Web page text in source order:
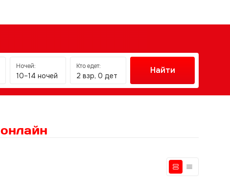
Ночей:
10–14 ночей
Кто едет:
2 взр, 0 дет
Найти
онлайн